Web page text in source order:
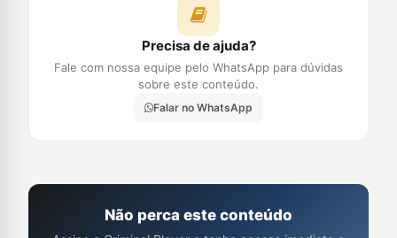
Precisa de ajuda?
Fale com nossa equipe pelo WhatsApp para dúvidas
sobre este conteúdo.
Falar no WhatsApp
Não perca este conteúdo